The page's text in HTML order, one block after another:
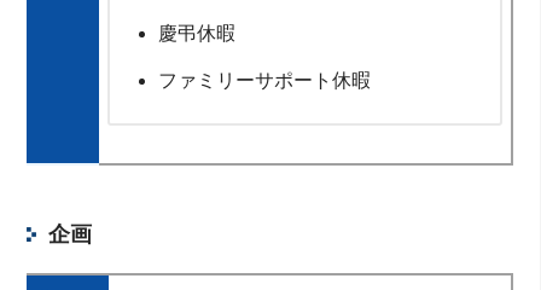
慶弔休暇
ファミリーサポート休暇
企画